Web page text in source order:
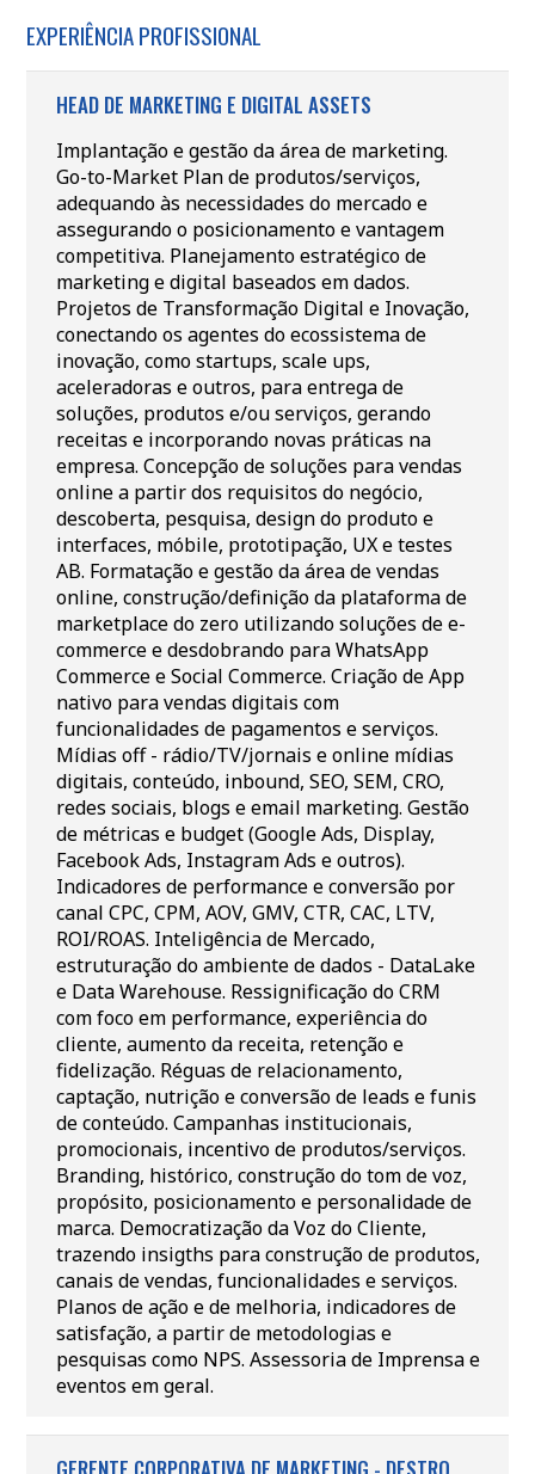
EXPERIÊNCIA PROFISSIONAL
HEAD DE MARKETING E DIGITAL ASSETS
Implantação e gestão da área de marketing.
Go-to-Market Plan de produtos/serviços,
adequando às necessidades do mercado e
assegurando o posicionamento e vantagem
competitiva. Planejamento estratégico de
marketing e digital baseados em dados.
Projetos de Transformação Digital e Inovação,
conectando os agentes do ecossistema de
inovação, como startups, scale ups,
aceleradoras e outros, para entrega de
soluções, produtos e/ou serviços, gerando
receitas e incorporando novas práticas na
empresa. Concepção de soluções para vendas
online a partir dos requisitos do negócio,
descoberta, pesquisa, design do produto e
interfaces, móbile, prototipação, UX e testes
AB. Formatação e gestão da área de vendas
online, construção/definição da plataforma de
marketplace do zero utilizando soluções de e-
commerce e desdobrando para WhatsApp
Commerce e Social Commerce. Criação de App
nativo para vendas digitais com
funcionalidades de pagamentos e serviços.
Mídias off - rádio/TV/jornais e online mídias
digitais, conteúdo, inbound, SEO, SEM, CRO,
redes sociais, blogs e email marketing. Gestão
de métricas e budget (Google Ads, Display,
Facebook Ads, Instagram Ads e outros).
Indicadores de performance e conversão por
canal CPC, CPM, AOV, GMV, CTR, CAC, LTV,
ROI/ROAS. Inteligência de Mercado,
estruturação do ambiente de dados - DataLake
e Data Warehouse. Ressignificação do CRM
com foco em performance, experiência do
cliente, aumento da receita, retenção e
fidelização. Réguas de relacionamento,
captação, nutrição e conversão de leads e funis
de conteúdo. Campanhas institucionais,
promocionais, incentivo de produtos/serviços.
Branding, histórico, construção do tom de voz,
propósito, posicionamento e personalidade de
marca. Democratização da Voz do Cliente,
trazendo insigths para construção de produtos,
canais de vendas, funcionalidades e serviços.
Planos de ação e de melhoria, indicadores de
satisfação, a partir de metodologias e
pesquisas como NPS. Assessoria de Imprensa e
eventos em geral.